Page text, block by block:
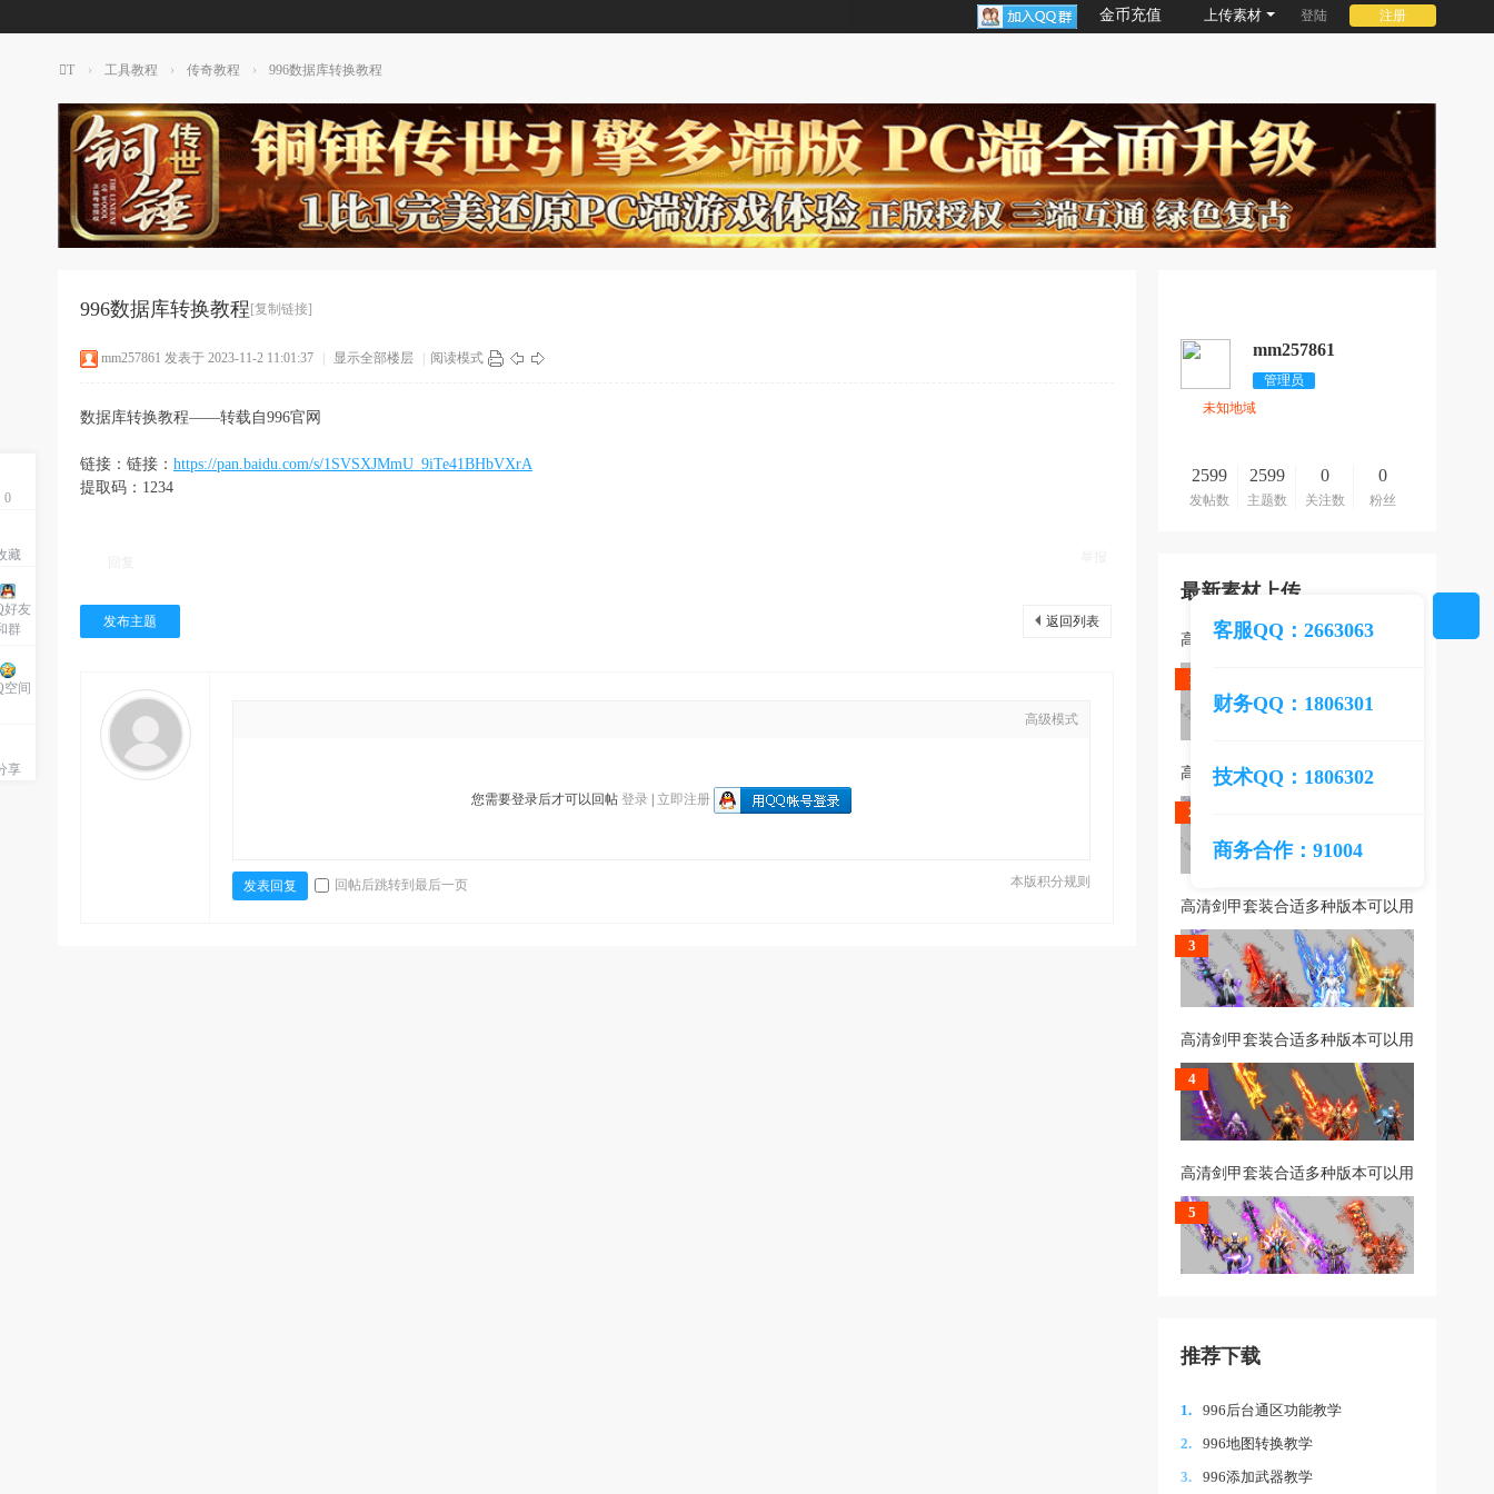
金币充值 上传素材 登陆 注册
客服QQ：2663063
财务QQ：1806301
技术QQ：1806302
商务合作：91004
T
T
传
奇
素
材
› 工具教程 › 传奇教程 › 996数据库转换教程
0
藏
好友
群
空间
享
mm257861
管理员
未知地域
2599
发帖数
2599
主题数
0
关注数
0
粉丝
最新素材上传
高清剑甲套装合适多种版本可以用
1
高清剑甲套装合适多种版本可以用
2
高清剑甲套装合适多种版本可以用
3
高清剑甲套装合适多种版本可以用
4
高清剑甲套装合适多种版本可以用
5
推荐下载
1.
996后台通区功能教学
2.
996地图转换教学
3.
996添加武器教学
996数据库转换教程 [复制链接]
mm257861 发表于 2023-11-2 11:01:37 显示全部楼层 阅读模式
数据库转换教程——转载自996官网
链接：链接： https://pan.baidu.com/s/1SVSXJMmU_9iTe41BHbVXrA
提取码：1234
发布主题 返回列表
高级模式
您需要登录后才可以回帖 登录 立即注册
本版积分规则
发表回复 回帖后跳转到最后一页